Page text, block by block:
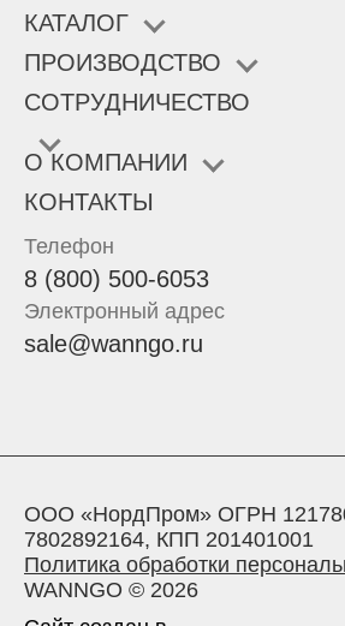
КАТАЛОГ
ПРОИЗВОДСТВО
СОТРУДНИЧЕСТВО
О КОМПАНИИ
КОНТАКТЫ
Телефон
8 (800) 500-6053
Электронный адрес
sale@wanngo.ru
ООО «НордПром» ОГРН
7802892164, КПП 201401001
Политика обработки
WANNGO © 2026